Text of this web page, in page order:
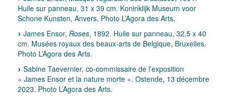
Huile sur panneau, 31 x 39 cm. Koninklijk Museum voor
Schone Kunsten, Anvers. Photo L’Agora des Arts.
James Ensor, Roses, 1892. Huile sur panneau, 32,5 x 40
cm. Musées royaux des beaux-arts de Belgique, Bruxelles.
Photo L’Agora des Arts.
Sabine Taevernier, co-commissaire de l’exposition
« James Ensor et la nature morte ». Ostende, 13 décembre
2023. Photo L’Agora des Arts.